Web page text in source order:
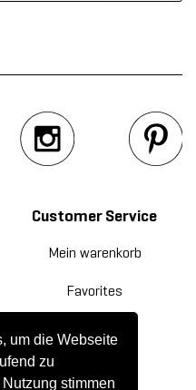
um die Webseite
zu
stimmen
Customer Service
Mein warenkorb
Favorites